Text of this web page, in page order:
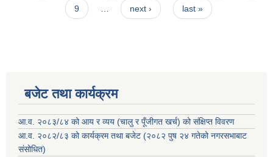
9 … next › last »
बजेट तथा कार्यक्रम
आ.व. २०८३/८४ को आय र व्यय (चालु र पूँजीगत खर्च) को संक्षिप्त विवरण
आ.व. २०८२/८३ को कार्यक्रम तथा बजेट (२०८२ पुष २४ गतेको नगरसभाबाट
संसोधित)